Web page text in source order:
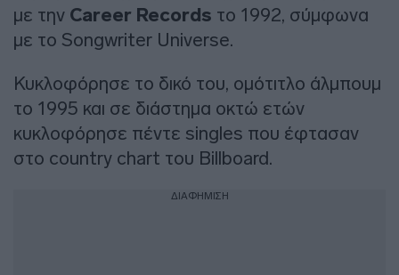
με την Career Records το 1992, σύμφωνα
με το Songwriter Universe.
Κυκλοφόρησε το δικό του, ομότιτλο άλμπουμ
το 1995 και σε διάστημα οκτώ ετών
κυκλοφόρησε πέντε singles που έφτασαν
στο country chart του Billboard.
ΔΙΑΦΗΜΙΣΗ